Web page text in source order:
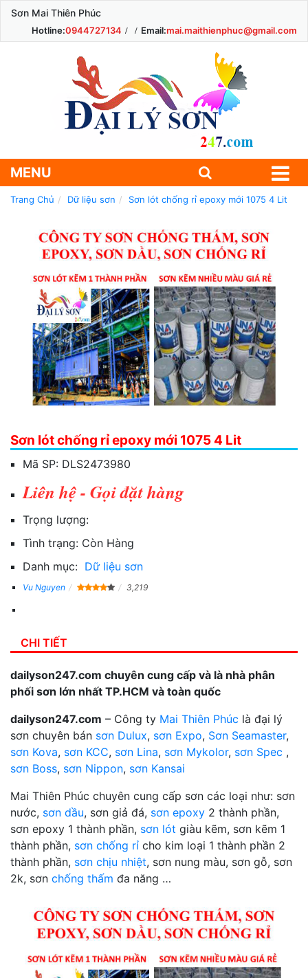
Sơn Mai Thiên Phúc
Hotline:0944727134 Email:mai.maithienphuc@gmail.com
MENU
Trang Chủ Dữ liệu sơn Sơn lót chống rỉ epoxy mới 1075 4 Lit
Sơn lót chống rỉ epoxy mới 1075 4 Lit
Mã SP: DLS2473980
Liên hệ - Gọi đặt hàng
Trọng lượng:
Tình trạng: Còn Hàng
Danh mục: Dữ liệu sơn
Vu Nguyen 3,219
CHI TIẾT
dailyson247.com chuyên cung cấp và là nhà phân
phối sơn lớn nhất TP.HCM và toàn quốc
dailyson247.com – Công ty Mai Thiên Phúc là đại lý
sơn chuyên bán sơn Dulux, sơn Expo, Sơn Seamaster,
sơn Kova, sơn KCC, sơn Lina, sơn Mykolor, sơn Spec ,
sơn Boss, sơn Nippon, sơn Kansai
Mai Thiên Phúc chuyên cung cấp sơn các loại như: sơn
nước, sơn dầu, sơn giả đá, sơn epoxy 2 thành phần,
sơn epoxy 1 thành phần, sơn lót giàu kẽm, sơn kẽm 1
thành phần, sơn chống rỉ cho kim loại 1 thành phần 2
thành phần, sơn chịu nhiệt, sơn nung màu, sơn gỗ, sơn
2k, sơn chống thấm đa năng …